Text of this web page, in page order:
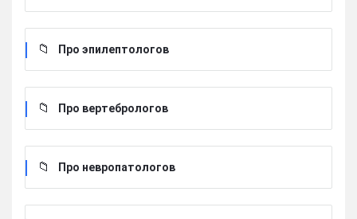
Про эпилептологов
Про вертебрологов
Про невропатологов